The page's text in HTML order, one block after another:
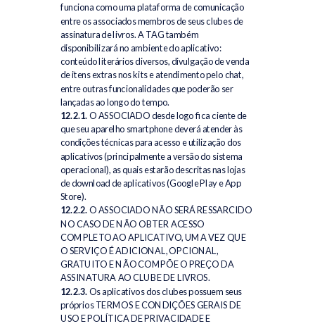
funciona como uma plataforma de comunicação
entre os associados membros de seus clubes de
assinatura de livros. A TAG também
disponibilizará no ambiente do aplicativo:
conteúdo literários diversos, divulgação de venda
de itens extras nos kits e atendimento pelo chat,
entre outras funcionalidades que poderão ser
lançadas ao longo do tempo.
12.2.1.O ASSOCIADO desde logo fica ciente de
que seu aparelho smartphone deverá atender às
condições técnicas para acesso e utilização dos
aplicativos (principalmente a versão do sistema
operacional), as quais estarão descritas nas lojas
de download de aplicativos (Google Play e App
Store).
12.2.2.O ASSOCIADO NÃO SERÁ RESSARCIDO
NO CASO DE NÃO OBTER ACESSO
COMPLETO AO APLICATIVO, UMA VEZ QUE
O SERVIÇO É ADICIONAL, OPCIONAL,
GRATUITO E NÃO COMPÕE O PREÇO DA
ASSINATURA AO CLUBE DE LIVROS.
12.2.3. Os aplicativos dos clubes possuem seus
próprios TERMOS E CONDIÇÕES GERAIS DE
USO E POLÍTICA DE PRIVACIDADE E